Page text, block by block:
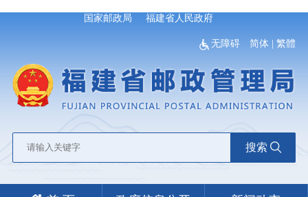
国家邮政局 福建省人民政府
无障碍 简体 |繁體
搜索